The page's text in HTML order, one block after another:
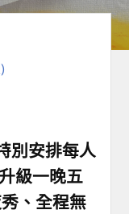
別安排每人
級一晚五
、全程無